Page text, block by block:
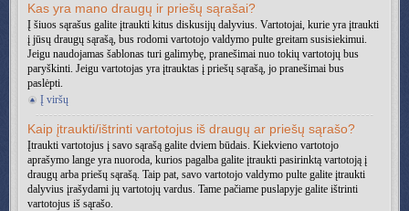
Kas yra mano draugų ir priešų sąrašai?
Į šiuos sąrašus galite įtraukti kitus diskusijų dalyvius. Vartotojai, kurie yra įtraukti
į jūsų draugų sąrašą, bus rodomi vartotojo valdymo pulte greitam susisiekimui.
Jeigu naudojamas šablonas turi galimybę, pranešimai nuo tokių vartotojų bus
paryškinti. Jeigu vartotojas yra įtrauktas į priešų sąrašą, jo pranešimai bus
paslėpti.
Į viršų
Kaip įtraukti/ištrinti vartotojus iš draugų ar priešų sąrašo?
Įtraukti vartotojus į savo sąrašą galite dviem būdais. Kiekvieno vartotojo
aprašymo lange yra nuoroda, kurios pagalba galite įtraukti pasirinktą vartotoją į
draugų arba priešų sąrašą. Taip pat, savo vartotojo valdymo pulte galite įtraukti
dalyvius įrašydami jų vartotojų vardus. Tame pačiame puslapyje galite ištrinti
vartotojus iš sąrašo.